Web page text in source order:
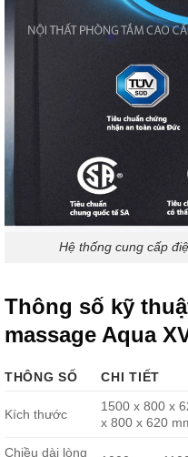
Hệ thống cung cấp
Thông số kỹ
massage Aqua
THÔNG SỐ CHI TIẾT
Kích thước
1500 x 800 x
x 800 x 620
Chiều dài lòng